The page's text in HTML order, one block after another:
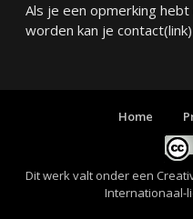
Als je een opmerking
worden kan je contact
Home
Dit werk valt onder een
Internationaal-